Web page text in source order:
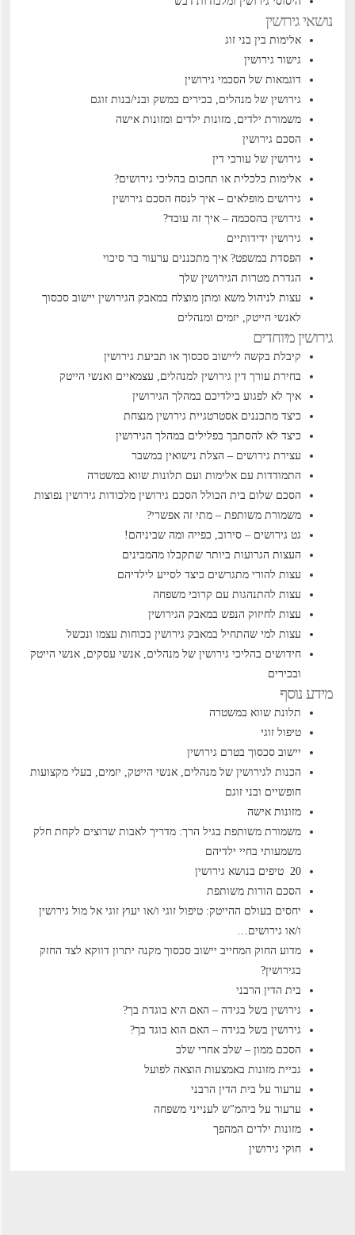
נושאי גירושין
אלימות בין בני זוג
גישור גירושין
דוגמאות של הסכמי גירושין
גירושין של מנהלים, בכירים במשק ובני/בנות זוגם
משמורת ילדים, מזונות ילדים ומזונות אישה
הסכם גירושין
גירושין של עורכי דין
אלימות כלכלית או תחכום בהליכי גירושים?
גירושים מופלאים – איך לנסח הסכם גירושין
גירושין בהסכמה – איך זה עובד?
גירושין ידידותיים
הפסדת במשפט? איך מתכננים ערעור בר סיכוי
הגדרת מטרות הגירושין שלך
עצות לניהול משא ומתן מוצלח במאבק הגירושיןיישוב סכסוך
לאנשי הייטק, יזמים ומנהלים
גירושין מיוחדים
קיבלת בקשה ליישוב סכסוך או תביעת גירושין
בחירת עורך דין גירושין למנהלים, עצמאיים ואנשי הייטק
איך לא לפגוע בילדיכם במהלך הגירושין
כיצד מתכננים אסטרטגיית גירושין מנצחת
כיצד לא להסתבך בפלילים במהלך הגירושין
עצירת גירושים – הצלת נישואין במשבר
התמודדות עם אלימות ועם תלונות שווא במשטרה
הסכם שלום בית הכולל הסכם גירושיןמלכודות גירושין נפוצות
משמורת משותפת – מתי זה אפשרי?
גט גירושים – סירוב, כפייה ומה שביניהם!
העצות הגרועות ביותר שתקבלו מהמבינים
עצות להורי מתגרשים כיצד לסייע לילדיהם
עצות להתנהגות עם קרובי משפחה
עצות לחיזוק הנפש במאבק הגירושין
עצות למי שהתחיל במאבק גירושין בכוחות עצמו ונכשל
חידושים בהליכי גירושין של מנהלים, אנשי עסקים, אנשי הייטק
ובכירים
מידע נוסף
תלונת שווא במשטרה
טיפול זוגי
יישוב סכסוך בטרם גירושין
הכנות לגירושין של מנהלים, אנשי הייטק, יזמים, בעלי מקצועות
חופשיים ובני זוגם
מזונות אישה
משמורת משותפת בגיל הרך: מדריך לאבות שרוצים לקחת חלק
משמעותי בחיי ילדיהם
20 טיפים בנושא גירושין
הסכם הורות משותפת
יחסים בעולם ההייטק: טיפול זוגי ו/או יעוץ זוגי אל מול גירושין
ו/או גירושים…
מדוע החוק המחייב יישוב סכסוך מקנה יתרון דווקא לצד החזק
בגירושין?
בית הדין הרבני
גירושין בשל בגידה – האם היא בוגדת בך?
גירושין בשל בגידה – האם הוא בוגד בך?
הסכם ממון – שלב אחרי שלב
גביית מזונות באמצעות הוצאה לפועל
ערעור על בית הדין הרבני
ערעור על ביהמ"ש לענייני משפחה
מזונות ילדים המהפך
חוקי גירושין